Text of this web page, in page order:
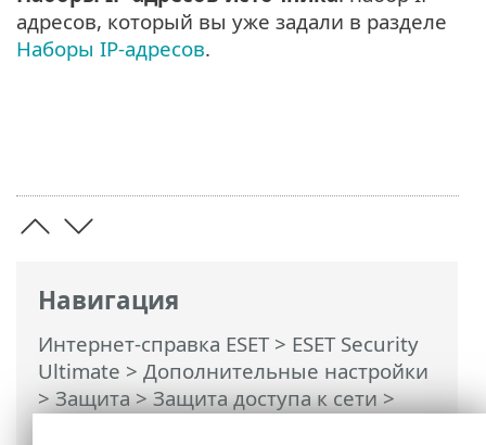
Навигация
Интернет-справка ESET> ESET Security
Ultimate > Дополнительные настройки
> Защита>Защита доступа к сети>
адресов, который вы уже задали в разделе
Наборы IP-адресов.